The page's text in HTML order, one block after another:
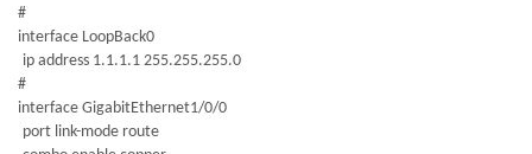
#
interface LoopBack0
ip address 1.1.1.1 255.255.255.0
#
interface GigabitEthernet1/0/0
port link-mode route